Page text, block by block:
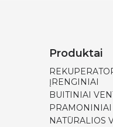
Produktai
ĮRENGINIAI
BUITINIAI
NATŪRALIOS